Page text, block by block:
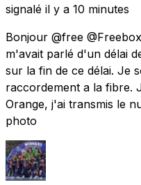
signalé il y a 10 minutes
Bonjour @free
m'avait parlé d'un délai
sur la fin de ce délai. Je
raccordement a la fibre.
Orange, j'ai transmis le
photo